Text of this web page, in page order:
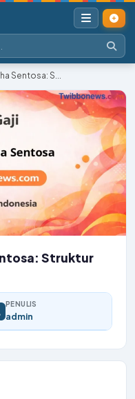
Sentosa: S...
Struktur
PENULIS
admin